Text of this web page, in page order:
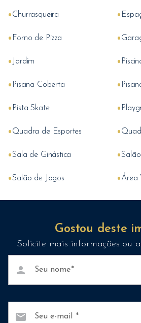
•Churrasqueira •
• Forno de Pizza •
• Jardim •
• Piscina Coberta •
• Pista Skate •
•Quadra de Esportes •
•Sala de Ginástica •
•Salão de Jogos •Área
Gostou deste
Solicite mais informações ou
Seu nome
person
Seu e-mail
mail